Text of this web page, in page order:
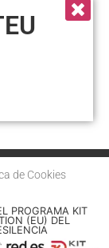
de Cookies
PROGRAMA KIT
(EU) DEL